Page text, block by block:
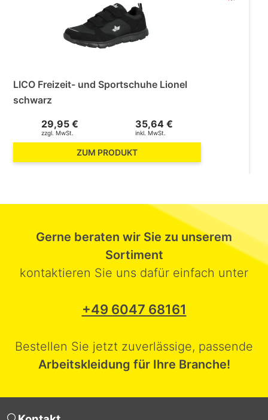
LICO Freizeit- und Sportschuhe Lionel
schwarz
ZUM PRODUKT
29,95 €
zzgl. MwSt.
35,64 €
inkl. MwSt.
Gerne beraten wir Sie zu unserem
Sortiment
kontaktieren Sie uns dafür einfach unter
+49 6047 68161
Bestellen Sie jetzt zuverlässige, passende
Arbeitskleidung für Ihre Branche!